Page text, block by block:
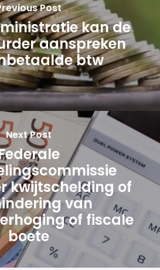
Post
kan de
aanspreken
btw
Next Post
kwijtschelding of
van
of fiscale
boete